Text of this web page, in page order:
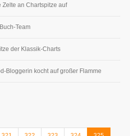
an Chartspitze auf
Team
der Klassik-Charts
Bloggerin kocht auf großer Flamme